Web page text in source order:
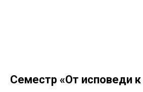
Семестр «От исповеди